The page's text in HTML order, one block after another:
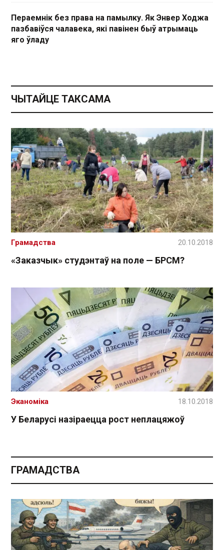
Пераемнік без права на памылку. Як Энвер Ходжа
пазбавіўся чалавека, які павінен быў атрымаць
яго ўладу
ЧЫТАЙЦЕ ТАКСАМА
«Заказчык» студэнтаў на поле — БРСМ?
Грамадства 20.10.2018
У Беларусі назіраецца рост неплацяжоў
Эканоміка 18.10.2018
ГРАМАДСТВА